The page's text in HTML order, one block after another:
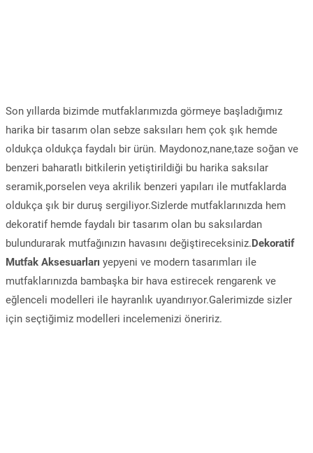
Son yıllarda bizimde mutfaklarımızda görmeye başladığımız
harika bir tasarım olan sebze saksıları hem çok şık hemde
oldukça oldukça faydalı bir ürün. Maydonoz,nane,taze soğan ve
benzeri baharatlı bitkilerin yetiştirildiği bu harika saksılar
seramik,porselen veya akrilik benzeri yapıları ile mutfaklarda
oldukça şık bir duruş sergiliyor.Sizlerde mutfaklarınızda hem
dekoratif hemde faydalı bir tasarım olan bu saksılardan
bulundurarak mutfağınızın havasını değiştireceksiniz.Dekoratif
Mutfak Aksesuarları yepyeni ve modern tasarımları ile
mutfaklarınızda bambaşka bir hava estirecek rengarenk ve
eğlenceli modelleri ile hayranlık uyandırıyor.Galerimizde sizler
için seçtiğimiz modelleri incelemenizi öneririz.